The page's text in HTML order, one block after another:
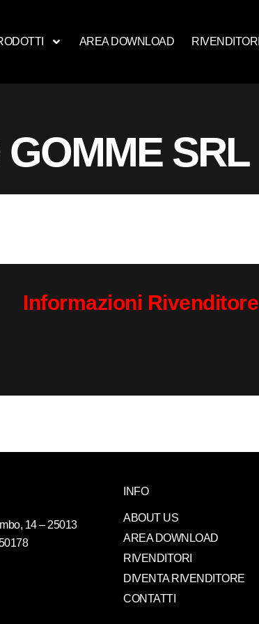
AREA DOWNLOAD RIVENDITORI
SRL
Informazioni Rivenditore
14 – 25013
INFO
ABOUT US
AREA DOWNLOAD
RIVENDITORI
DIVENTA RIVENDITORE
CONTATTI